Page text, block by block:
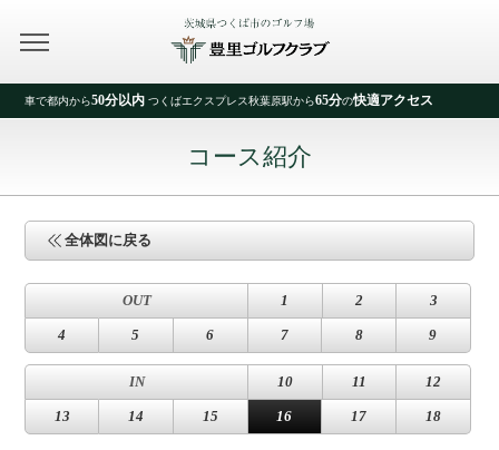
車で都内から50分以内 つくばエクスプレス秋葉原駅から65分の快適アクセス
コース紹介
全体図に戻る
OUT 1 2 3
4 5 6 7 8 9
IN 10 11 12
13 14 15 16 17 18